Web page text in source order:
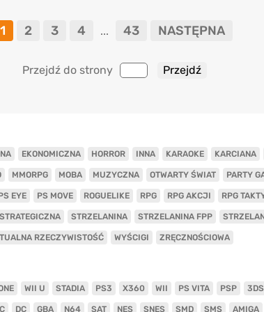
1 2 3 4 ... 43 NASTĘPNA
Przejdź do strony
EKONOMICZNA HORROR INNA KARAOKE KARCIANA
MMORPG MOBA MUZYCZNA OTWARTY ŚWIAT PARTY
EYE PS MOVE ROGUELIKE RPG RPG AKCJI RPG
STRATEGICZNA STRZELANINA STRZELANINA FPP
RZECZYWISTOŚĆ WYŚCIGI ZRĘCZNOŚCIOWA
WII U STADIA PS3 X360 WII PS VITA PSP 3DS
DC GBA N64 SAT NES SNES SMD SMS AMIGA